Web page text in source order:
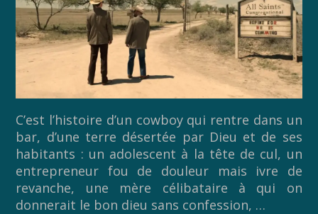
C’est l’histoire d’un cowboy qui rentre dans un
bar, d’une terre désertée par Dieu et de ses
habitants : un adolescent à la tête de cul, un
entrepreneur fou de douleur mais ivre de
revanche, une mère célibataire à qui on
donnerait le bon dieu sans confession, …